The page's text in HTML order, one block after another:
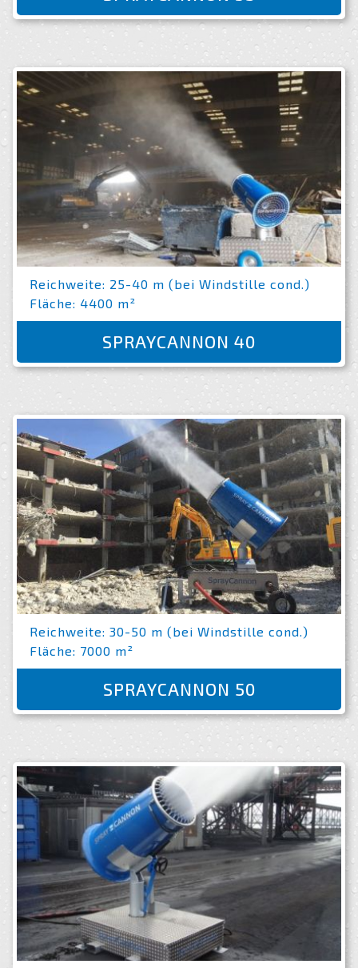
Reichweite: 25-40 m (bei Windstille cond.)
Fläche: 4400 m²
SPRAYCANNON 40
Reichweite: 30-50 m (bei Windstille cond.)
Fläche: 7000 m²
SPRAYCANNON 50